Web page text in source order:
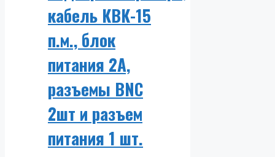
кабель КВК-15
п.м., блок
питания 2А,
разъемы BNC
2шт и разъем
питания 1 шт.